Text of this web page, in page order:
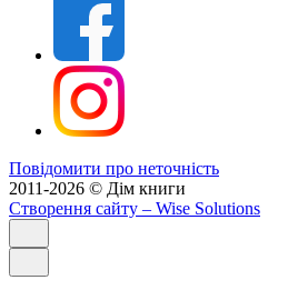
Повідомити про неточність
2011-2026 © Дім книги
Створення сайту – Wise Solutions